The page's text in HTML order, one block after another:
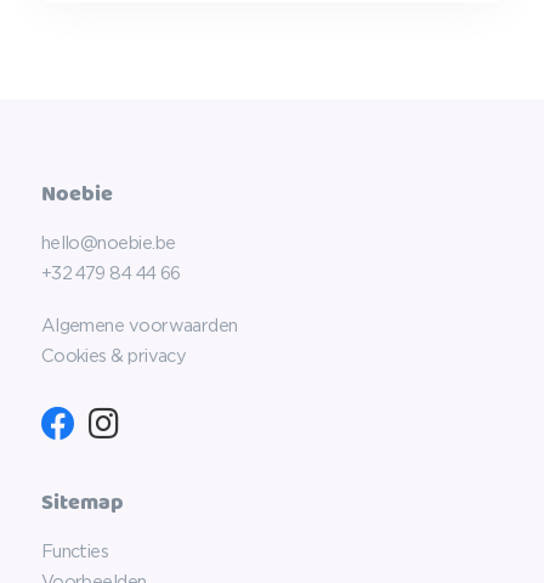
Noebie
hello@noebie.be
+32 479 84 44 66
Algemene voorwaarden
Cookies & privacy
Sitemap
Functies